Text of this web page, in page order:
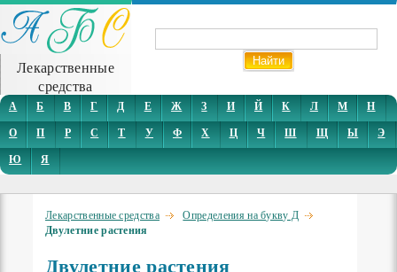
Лекарственные
средства
А Б В Г Д Е Ж З И Й К Л М
Н
О
П Р С Т У Ф Х Ц Ч Ш Щ Ы
Э
Ю
Я
Лекарственные средства Определения на букву Д
Двулетние растения
Двулетние растения